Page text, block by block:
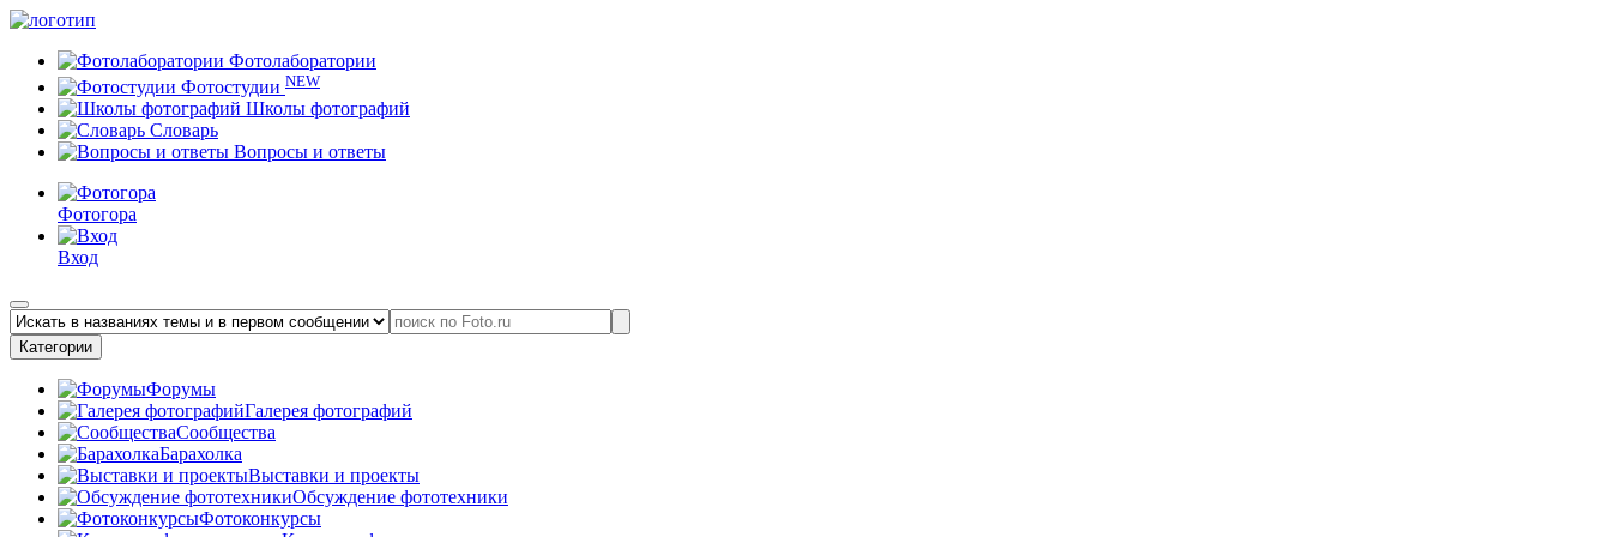
Фотолаборатории
Фотостудии NEW
Школы фотографий
Словарь
Вопросы и ответы
Фотогора
Вход
Категории
Форумы
Галерея фотографий
Сообщества
Барахолка
Выставки и проекты
Обсуждение фототехники
Фотоконкурсы